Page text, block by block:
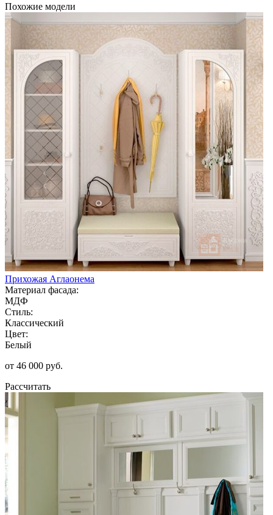
Похожие модели
Прихожая Аглаонема
Материал фасада:
МДФ
Стиль:
Классический
Цвет:
Белый
от 46 000 руб.
Рассчитать